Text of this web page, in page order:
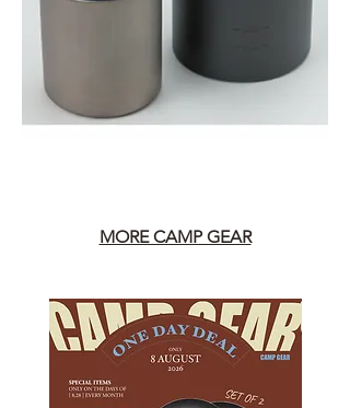
MORE CAMP GEAR